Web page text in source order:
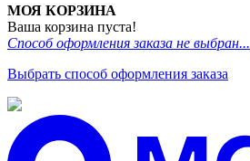
МОЯ КОРЗИНА
Ваша корзина пуста!
Способ оформления заказа не выбран...
Выбрать способ оформления заказа